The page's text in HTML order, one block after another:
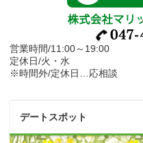
営業時間/11:00～19:00
定休日/火・水
※時間外/定休日…応相談
デートスポット